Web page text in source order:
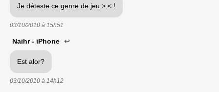
Je déteste ce genre de jeu >.< !
03/10/2010 à 15h51
Naihr - iPhone ↩
Est alor?
03/10/2010 à 14h12